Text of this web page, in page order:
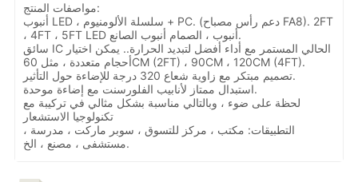
مواصفات المنتج:
أنبوب LED ، سلسلة الألومنيوم + PC. (دعم رأس مصباح FA8). 2FT
، 4FT ، 5FT LED أنبوب ، الصمام أنبوب الصانع.
سائق IC الحالي المستمر مع أداء أفضل لتبديد الحرارة.. يمكن اختيار
أحجام متعددة ، مثل 60CM (2FT) ، 90CM ، 120CM (4FT).
تصميم مبتكر مع زاوية شعاع 320 درجة للإضاءة حول التأثير.
استبدال ممتاز لأنابيب الفلورسنت مع إضاءة موحدة.
لحظة على ضوء ، وبالتالي مناسبة بشكل مثالي في تركيبة مع
تكنولوجيا الاستشعار
التطبيقات: مكتب ، مركز للتسوق ، سوبر ماركت ، مدرسة ،
مستشفى ، مصنع ، الخ.